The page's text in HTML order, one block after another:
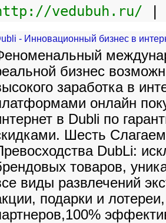
vedubuh.ru/
- Инновационный бизнес в
бизнес
заработка в
онлайн
в Dubli по
Шесть
DubLi:
товаров,
виды развлечений
подарки и